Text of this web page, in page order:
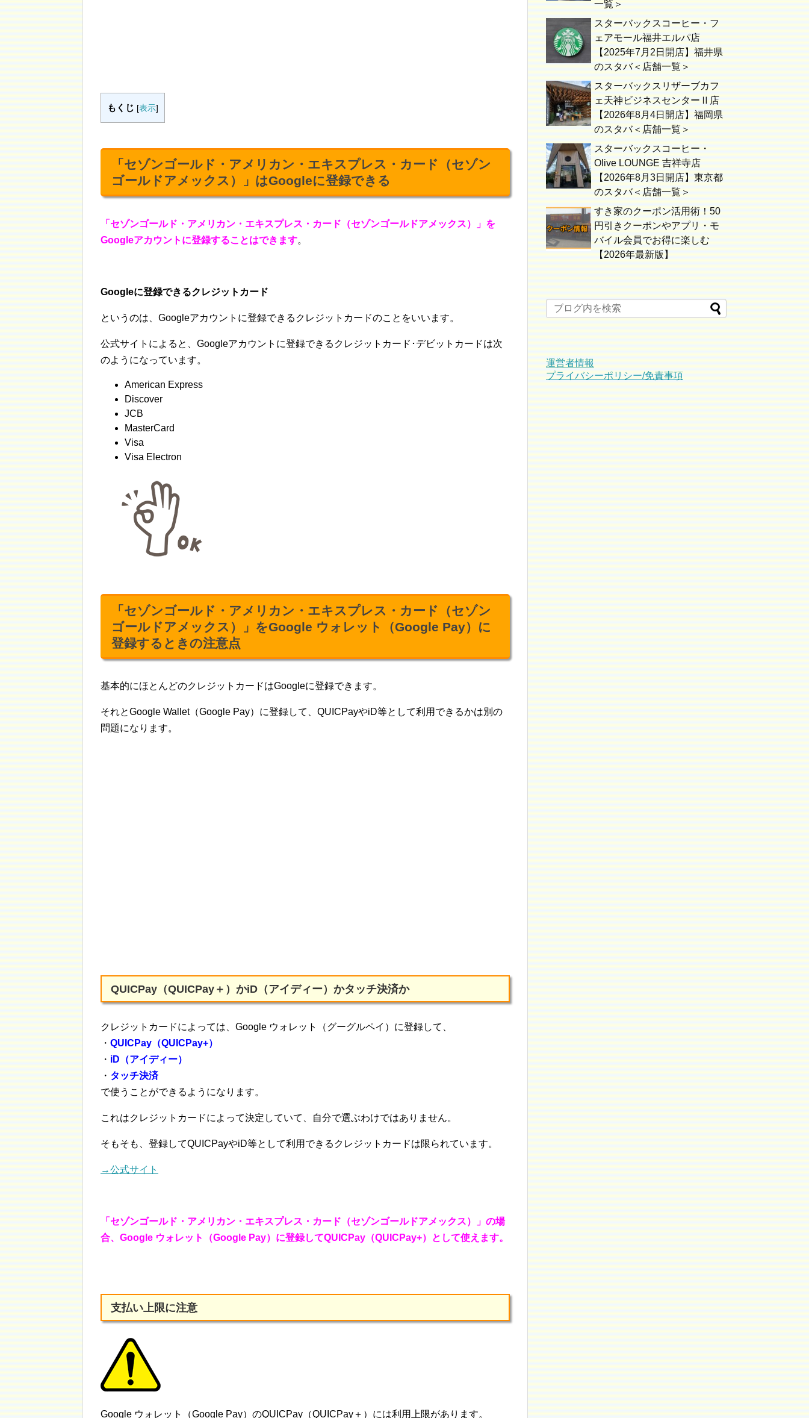
もくじ [表示]
「セゾンゴールド・アメリカン・エキスプレス・カード（セゾン
ゴールドアメックス）」はGoogleに登録できる
「セゾンゴールド・アメリカン・エキスプレス・カード（セゾンゴールドアメックス）」を
Googleアカウントに登録することはできます。
Googleに登録できるクレジットカード
というのは、Googleアカウントに登録できるクレジットカードのことをいいます。
公式サイトによると、Googleアカウントに登録できるクレジットカード･デビットカードは次
のようになっています。
American Express
Discover
JCB
MasterCard
Visa
Visa Electron
「セゾンゴールド・アメリカン・エキスプレス・カード（セゾン
ゴールドアメックス）」をGoogle ウォレット（Google Pay）に
登録するときの注意点
基本的にほとんどのクレジットカードはGoogleに登録できます。
それとGoogle Wallet（Google Pay）に登録して、QUICPayやiD等として利用できるかは別の
問題になります。
QUICPay（QUICPay＋）かiD（アイディー）かタッチ決済か
クレジットカードによっては、Google ウォレット（グーグルペイ）に登録して、
・ QUICPay（QUICPay+）
・ iD（アイディー）
・ タッチ決済
で使うことができるようになります。
これはクレジットカードによって決定していて、自分で選ぶわけではありません。
そもそも、登録してQUICPayやiD等として利用できるクレジットカードは限られています。
→公式サイト
「セゾンゴールド・アメリカン・エキスプレス・カード（セゾンゴールドアメックス）」の場
合、Google ウォレット（Google Pay）に登録してQUICPay（QUICPay+）として使えます。
支払い上限に注意
Google ウォレット（Google Pay）のQUICPay（QUICPay＋）には利用上限があります。
一覧＞
スターバックスコーヒー・フ
ェアモール福井エルパ店
【2025年7月2日開店】福井県
のスタバ＜店舗一覧＞
スターバックスリザーブカフ
ェ天神ビジネスセンターⅡ店
【2026年8月4日開店】福岡県
のスタバ＜店舗一覧＞
スターバックスコーヒー・
Olive LOUNGE 吉祥寺店
【2026年8月3日開店】東京都
のスタバ＜店舗一覧＞
すき家のクーポン活用術！50
円引きクーポンやアプリ・モ
バイル会員でお得に楽しむ
【2026年最新版】
運営者情報
プライバシーポリシー/免責事項